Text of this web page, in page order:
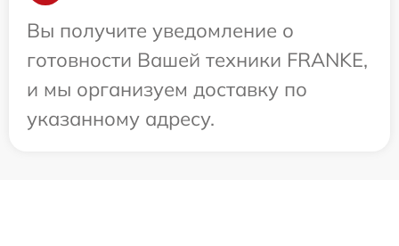
Вы получите уведомление о
готовности Вашей техники FRANKE,
и мы организуем доставку по
указанному адресу.